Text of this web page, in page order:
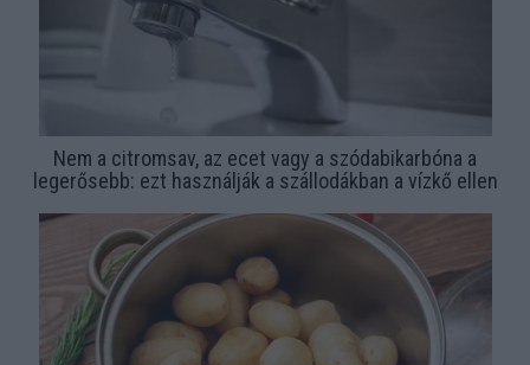
Nem a citromsav, az ecet vagy a szódabikarbóna a
legerősebb: ezt használják a szállodákban a vízkő ellen